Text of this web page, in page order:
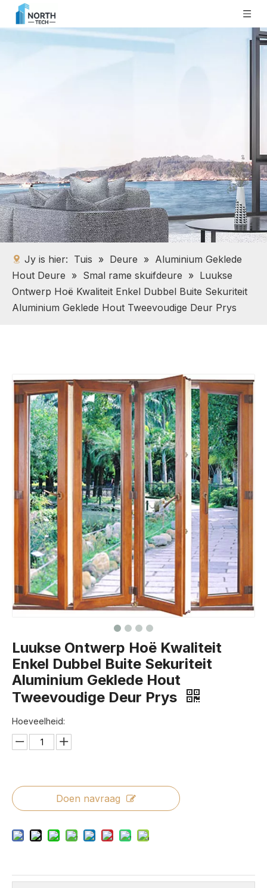
Jy is hier: Tuis » Deure » Aluminium Geklede
Hout Deure » Smal rame skuifdeure » Luukse
Ontwerp Hoë Kwaliteit Enkel Dubbel Buite Sekuriteit
Aluminium Geklede Hout Tweevoudige Deur Prys
Luukse Ontwerp Hoë Kwaliteit
Enkel Dubbel Buite Sekuriteit
Aluminium Geklede Hout
Tweevoudige Deur Prys
Hoeveelheid:
Doen navraag